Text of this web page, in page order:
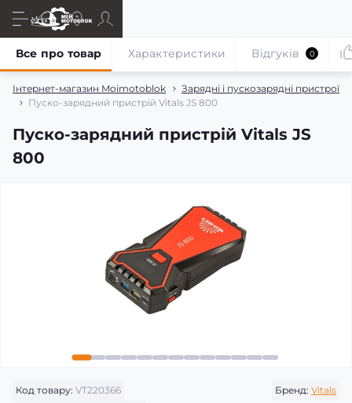
Інтернет-магазин Moimotoblok
Зарядні і пускозарядні пристрої
Пуско-зарядний пристрій Vitals JS 800
Пуско-зарядний пристрій Vitals JS
800
Все про товар Характеристики Відгуків 0
Код товару: VT220366 Бренд: Vitals